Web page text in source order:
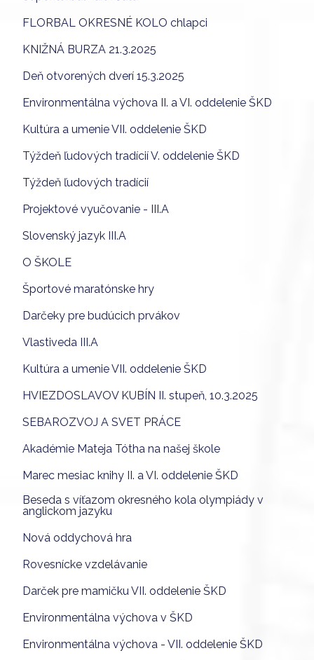
FLORBAL OKRESNÉ KOLO chlapci
KNIŽNÁ BURZA 21.3.2025
Deň otvorených dverí 15.3.2025
Environmentálna výchova II. a VI. oddelenie ŠKD
Kultúra a umenie VII. oddelenie ŠKD
Týždeň ľudových tradícií V. oddelenie ŠKD
Týždeň ľudových tradícií
Projektové vyučovanie - III.A
Slovenský jazyk III.A
O ŠKOLE
Športové maratónske hry
Darčeky pre budúcich prvákov
Vlastiveda III.A
Kultúra a umenie VII. oddelenie ŠKD
HVIEZDOSLAVOV KUBÍN II. stupeň, 10.3.2025
SEBAROZVOJ A SVET PRÁCE
Akadémie Mateja Tótha na našej škole
Marec mesiac knihy II. a VI. oddelenie ŠKD
Beseda s víťazom okresného kola olympiády v
anglickom jazyku
Nová oddychová hra
Rovesnícke vzdelávanie
Darček pre mamičku VII. oddelenie ŠKD
Environmentálna výchova v ŠKD
Environmentálna výchova - VII. oddelenie ŠKD